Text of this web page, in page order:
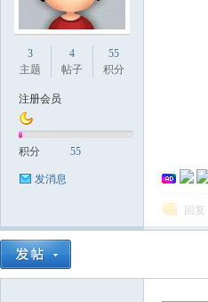
3
主题
4
帖子
55
积分
注册会员
积分 55
发消息
回复